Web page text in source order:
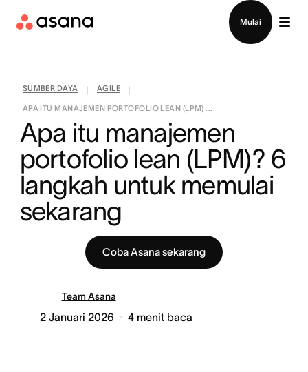
Mulai
SUMBER DAYA AGILE
APA ITU MANAJEMEN PORTOFOLIO LEAN (LPM) ...
Apa itu manajemen
portofolio lean (LPM)? 6
langkah untuk memulai
sekarang
Coba Asana sekarang
Team Asana
2 Januari 2026 4 menit baca